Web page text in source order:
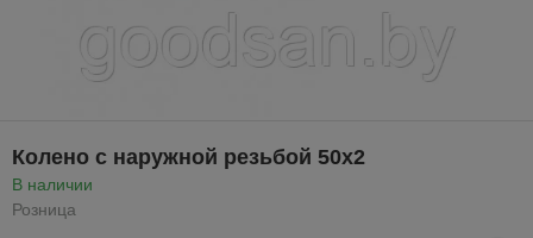
Колено с наружной резьбой 50х2
В наличии
Розница